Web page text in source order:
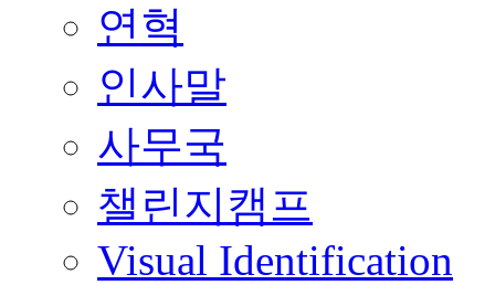
연혁
인사말
사무국
챌린지캠프
Visual Identification